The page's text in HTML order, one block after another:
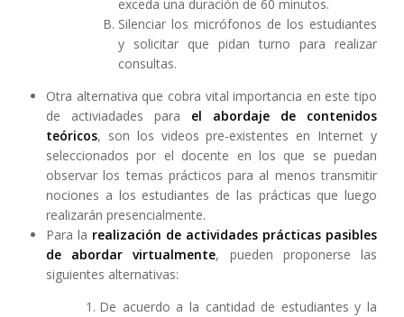
exceda una duración de 60 minutos.
Silenciar los micrófonos de los estudiantes
y solicitar que pidan turno para realizar
consultas.
Otra alternativa que cobra vital importancia en este tipo
de activiadades para el abordaje de contenidos
teóricos, son los videos pre-existentes en Internet y
seleccionados por el docente en los que se puedan
observar los temas prácticos para al menos transmitir
nociones a los estudiantes de las prácticas que luego
realizarán presencialmente.
Para la realización de actividades prácticas pasibles
de abordar virtualmente, pueden proponerse las
siguientes alternativas:
De acuerdo a la cantidad de estudiantes y la